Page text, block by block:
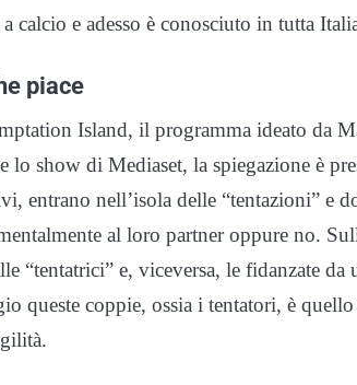
calcio e adesso è conosciuto in tutta
piace
Island, il programma ideato da
lo show di Mediaset, la spiegazione è
entrano nell’isola delle “tentazioni” e
al loro partner oppure no.
“tentatrici” e, viceversa, le fidanzate da
queste coppie, ossia i tentatori, è